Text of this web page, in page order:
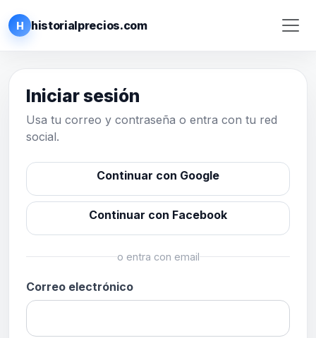
H historialprecios.com
Iniciar sesión
Usa tu correo y contraseña o entra con tu red
social.
Continuar con Google
Continuar con Facebook
o entra con email
Correo electrónico